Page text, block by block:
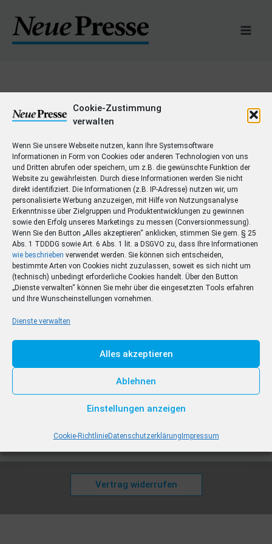
Cookie-Zustimmung
verwalten
Wenn Sie unsere Webseite nutzen, kann Ihre Systemsoftware
Informationen in Form von Cookies oder anderen Technologien von uns
und Dritten abrufen oder speichern, um z.B. die gewünschte Funktion der
Website zu gewährleisten. Durch diese Informationen werden Sie nicht
direkt identifiziert. Die Informationen (z.B. IP-Adresse) nutzen wir, um
personalisierte Werbung anzuzeigen, mit Hilfe von Nutzungsanalyse
Erkenntnisse über Zielgruppen und Produktentwicklungen zu gewinnen
sowie den Erfolg unseres Marketings zu messen (Conversionmessung).
Wenn Sie den Button „Alles akzeptieren“ anklicken, stimmen Sie gem. § 25
Abs. 1 TDDDG sowie Art. 6 Abs. 1 lit. a DSGVO zu, dass Ihre Informationen
wie beschrieben verwendet werden. Sie können sich entscheiden,
bestimmte Arten von Cookies nicht zuzulassen, soweit es sich nicht um
(technisch) unbedingt erforderliche Cookies handelt. Über den Button
„Dienste verwalten“ können Sie mehr über die eingesetzten Tools erfahren
und Ihre Wunscheinstellungen vornehmen.
Dienste verwalten
Alles akzeptieren
Ablehnen
Einstellungen anzeigen
Cookie-RichtlinieDatenschutzerklärung Impressum
Inhalt
springen
Allgemein
Hallo Welt!
1 Kommentar /Allgemein/ Vontfr79
Willkommen bei HCSB Web Websites. Dies ist dein
erster Beitrag. Bearbeite oder lösche den Beitrag. Und
dann starte mit dem Schreiben!
Hallo
Welt!
Read More »
Abonnement kündigen
Barrierefreiheitserklärung
np-coburg.de
Vertrag widerrufen